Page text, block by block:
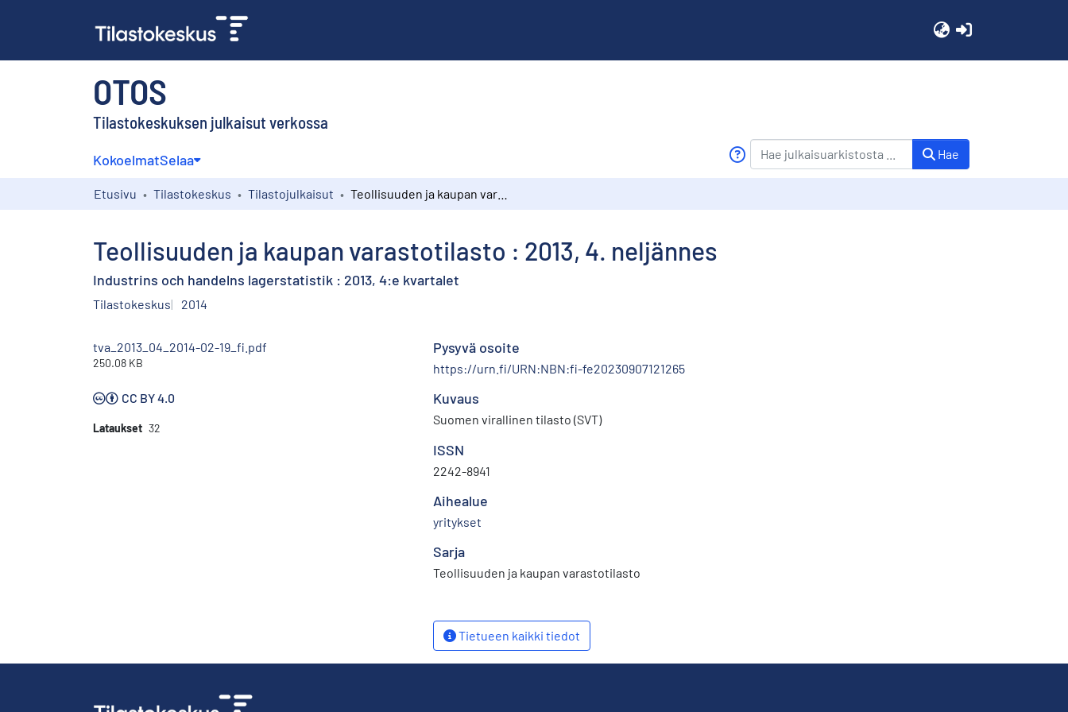
OTOS
Tilastokeskuksen julkaisut verkossa
KokoelmatSelaa Hae
Etusivu Tilastokeskus Tilastojulkaisut
Teollisuuden ja kaupan varastotilasto : 2013, 4. neljännes
Industrins och handelns lagerstatistik : 2013, 4:e kvartalet
Tilastokeskus 2014
tva_2013_04_2014-02-19_fi.pdf
250.08 KB
CC BY 4.0
Lataukset 32
Pysyvä osoite
https://urn.fi/URN:NBN:fi-fe20230907121265
Kuvaus
Suomen virallinen tilasto (SVT)
ISSN
2242-8941
Aihealue
yritykset
Sarja
Teollisuuden ja kaupan varastotilasto
Tietueen kaikki tiedot